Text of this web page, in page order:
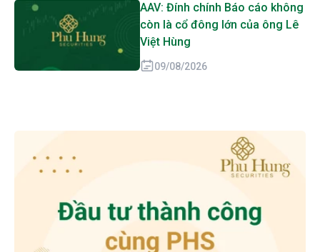
AAV: Đính chính Báo cáo không
còn là cổ đông lớn của ông Lê
Việt Hùng
09/08/2026